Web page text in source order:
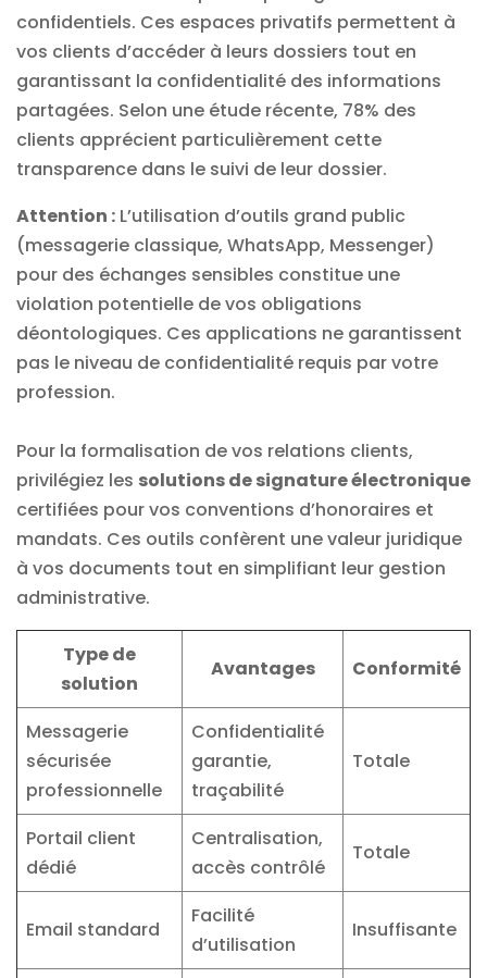
confidentiels. Ces espaces privatifs permettent à
vos clients d’accéder à leurs dossiers tout en
garantissant la confidentialité des informations
partagées. Selon une étude récente, 78% des
clients apprécient particulièrement cette
transparence dans le suivi de leur dossier.
Attention : L’utilisation d’outils grand public
(messagerie classique, WhatsApp, Messenger)
pour des échanges sensibles constitue une
violation potentielle de vos obligations
déontologiques. Ces applications ne garantissent
pas le niveau de confidentialité requis par votre
profession.
Pour la formalisation de vos relations clients,
privilégiez les solutions de signature électronique
certifiées pour vos conventions d’honoraires et
mandats. Ces outils confèrent une valeur juridique
à vos documents tout en simplifiant leur gestion
administrative.
Type de
solution
Avantages Conformité
Messagerie
sécurisée
professionnelle
Confidentialité
garantie,
traçabilité
Totale
Portail client
dédié
Centralisation,
accès contrôlé
Totale
Email standard
Facilité
d’utilisation
Insuffisante